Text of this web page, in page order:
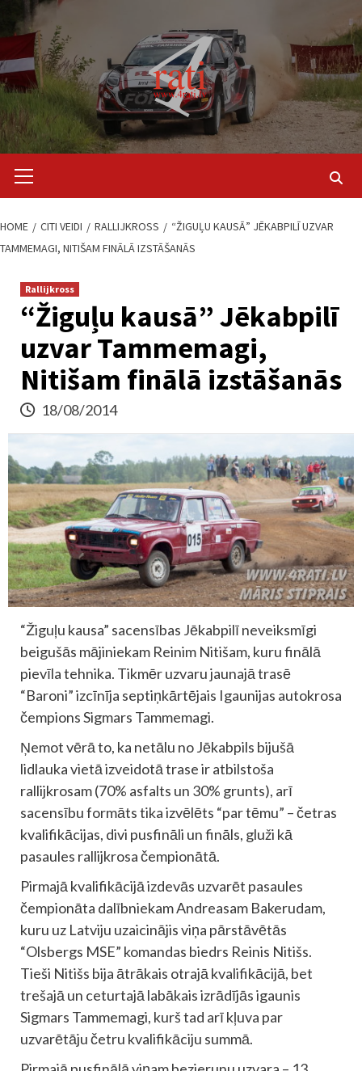
content
Menu
HOME CITI VEIDI RALLIJKROSS
“ŽIGUĻU KAUSĀ” JĒKABPILĪ UZVAR
TAMMEMAGI, NITIŠAM FINĀLĀ IZSTĀŠANĀS
Rallijkross
“Žiguļu kausā” Jēkabpilī
uzvar Tammemagi,
Nitišam finālā izstāšanās
18/08/2014
“Žiguļu kausa” sacensības Jēkabpilī neveiksmīgi
beigušās mājiniekam Reinim Nitišam, kuru finālā
pievīla tehnika. Tikmēr uzvaru jaunajā trasē
“Baroni” izcīnīja septiņkārtējais Igaunijas autokrosa
čempions Sigmars Tammemagi.
Ņemot vērā to, ka netālu no Jēkabpils bijušā
lidlauka vietā izveidotā trase ir atbilstoša
rallijkrosam (70% asfalts un 30% grunts), arī
sacensību formāts tika izvēlēts “par tēmu” – četras
kvalifikācijas, divi pusfināli un fināls, gluži kā
pasaules rallijkrosa čempionātā.
Pirmajā kvalifikācijā izdevās uzvarēt pasaules
čempionāta dalībniekam Andreasam Bakerudam,
kuru uz Latviju uzaicinājis viņa pārstāvētās
“Olsbergs MSE” komandas biedrs Reinis Nitišs.
Tieši Nitišs bija ātrākais otrajā kvalifikācijā, bet
trešajā un ceturtajā labākais izrādījās igaunis
Sigmars Tammemagi, kurš tad arī kļuva par
uzvarētāju četru kvalifikāciju summā.